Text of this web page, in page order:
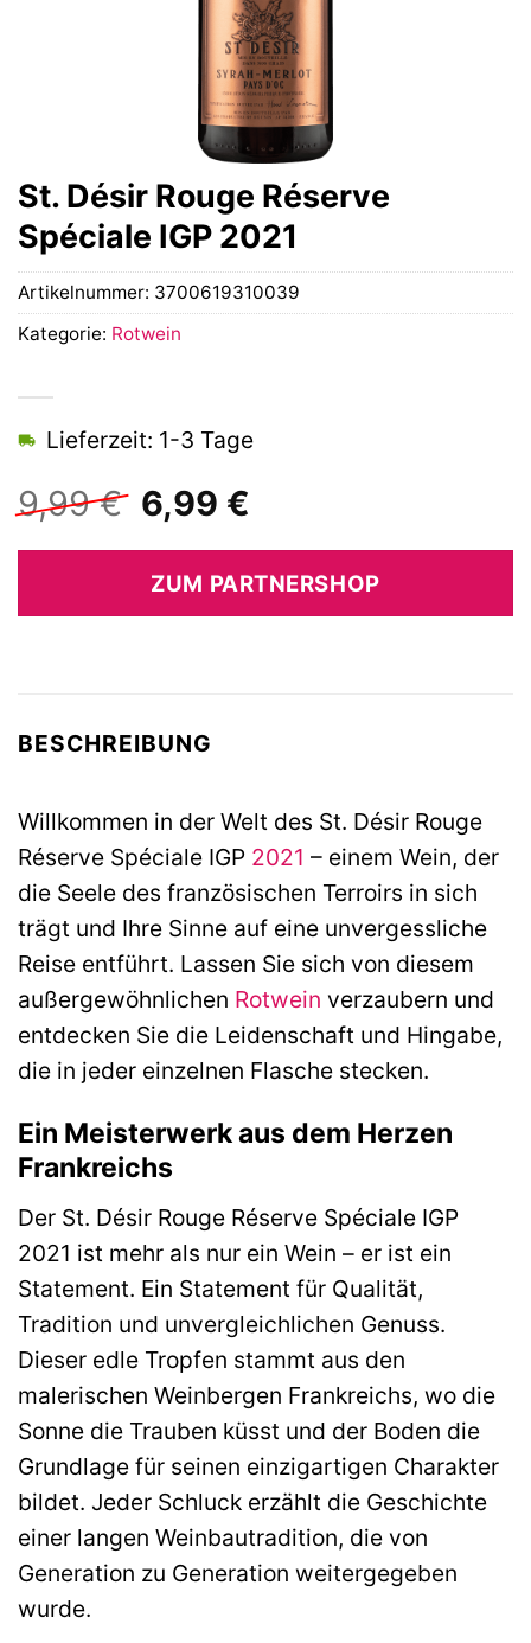
St. Désir Rouge Réserve
Spéciale IGP 2021
9,99€ Ursprünglicher
Preis
war:
9,99 €
6,99 €
ist:
6,99 €.
Lieferzeit: 1-3 Tage
ZUM PARTNERSHOP
Artikelnummer: 3700619310039
Kategorie: Rotwein
BESCHREIBUNG
Willkommen in der Welt des St. Désir Rouge
Réserve Spéciale IGP 2021 – einem Wein, der
die Seele des französischen Terroirs in sich
trägt und Ihre Sinne auf eine unvergessliche
Reise entführt. Lassen Sie sich von diesem
außergewöhnlichen Rotwein verzaubern und
entdecken Sie die Leidenschaft und Hingabe,
die in jeder einzelnen Flasche stecken.
Ein Meisterwerk aus dem Herzen
Frankreichs
Der St. Désir Rouge Réserve Spéciale IGP
2021 ist mehr als nur ein Wein – er ist ein
Statement. Ein Statement für Qualität,
Tradition und unvergleichlichen Genuss.
Dieser edle Tropfen stammt aus den
malerischen Weinbergen Frankreichs, wo die
Sonne die Trauben küsst und der Boden die
Grundlage für seinen einzigartigen Charakter
bildet. Jeder Schluck erzählt die Geschichte
einer langen Weinbautradition, die von
Generation zu Generation weitergegeben
wurde.